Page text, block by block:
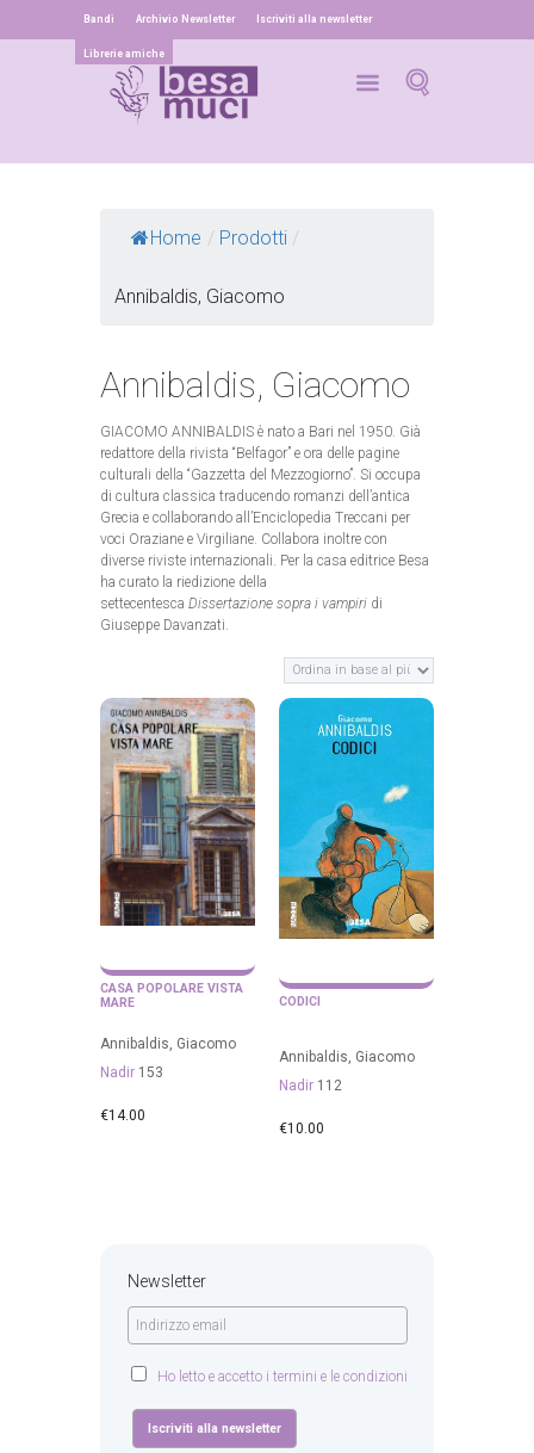
Bandi Archivio Newsletter Iscriviti alla newsletter
Librerie amiche
Home / Prodotti /
Annibaldis, Giacomo
Annibaldis, Giacomo
GIACOMO ANNIBALDIS è nato a Bari nel 1950. Già
redattore della rivista “Belfagor” e ora delle pagine
culturali della “Gazzetta del Mezzogiorno”. Si occupa
di cultura classica traducendo romanzi dell’antica
Grecia e collaborando all’Enciclopedia Treccani per
voci Oraziane e Virgiliane. Collabora inoltre con
diverse riviste internazionali. Per la casa editrice Besa
ha curato la riedizione della
settecentesca Dissertazione sopra i vampiri di
Giuseppe Davanzati.
CASA POPOLARE VISTA
MARE
Annibaldis, Giacomo
Nadir 153
€14.00
CODICI
Annibaldis, Giacomo
Nadir 112
€10.00
Newsletter
Ho letto e accetto i termini e le condizioni